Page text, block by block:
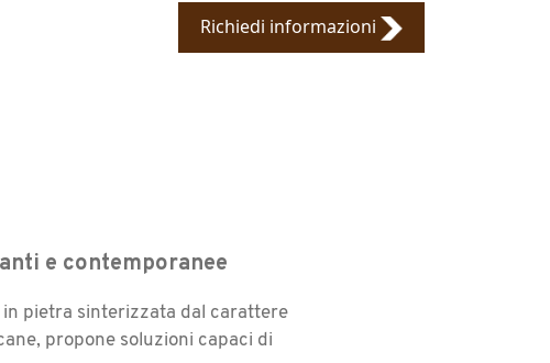
Richiedi informazioni
e contemporanee
pietra sinterizzata dal carattere
propone soluzioni capaci di